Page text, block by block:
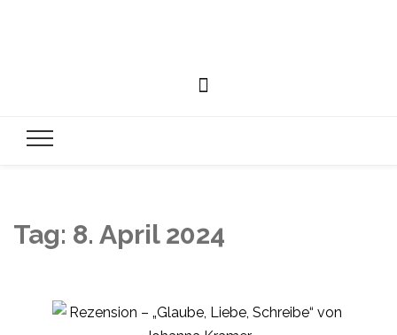
Tag: 8. April 2024